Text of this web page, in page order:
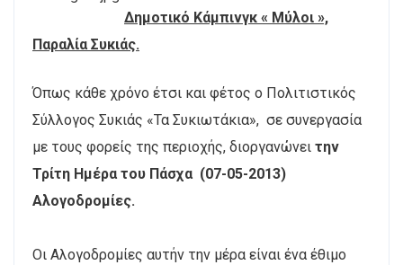
Δημοτικό Κάμπινγκ « Μύλοι »,
Παραλία Συκιάς.
Όπως κάθε χρόνο έτσι και φέτος ο Πολιτιστικός
Σύλλογος Συκιάς «Τα Συκιωτάκια», σε συνεργασία
με τους φορείς της περιοχής, διοργανώνει την
Τρίτη Ημέρα του Πάσχα (07-05-2013)
Αλογοδρομίες.
Οι Αλογοδρομίες αυτήν την μέρα είναι ένα έθιμο